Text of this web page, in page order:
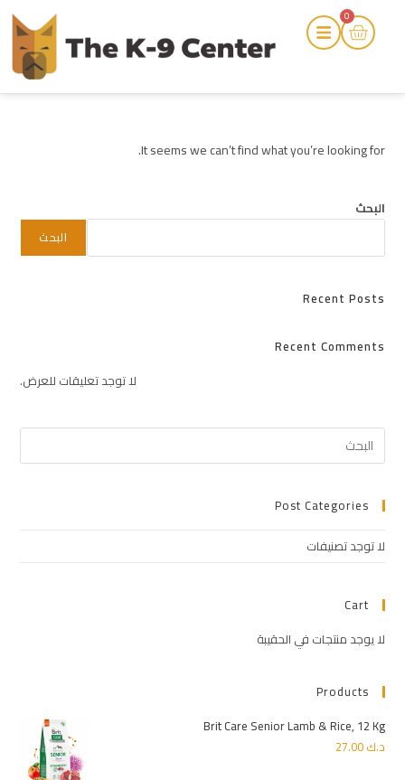
0
It seems we can’t find what you’re looking for.
البحث
البحث
Recent Posts
Recent Comments
لا توجد تعليقات للعرض.
Post Categories
لا توجد تصنيفات
Cart
لا يوجد منتجات في الحقيبة
Products
Brit Care Senior Lamb & Rice, 12 Kg
د.ك27.00